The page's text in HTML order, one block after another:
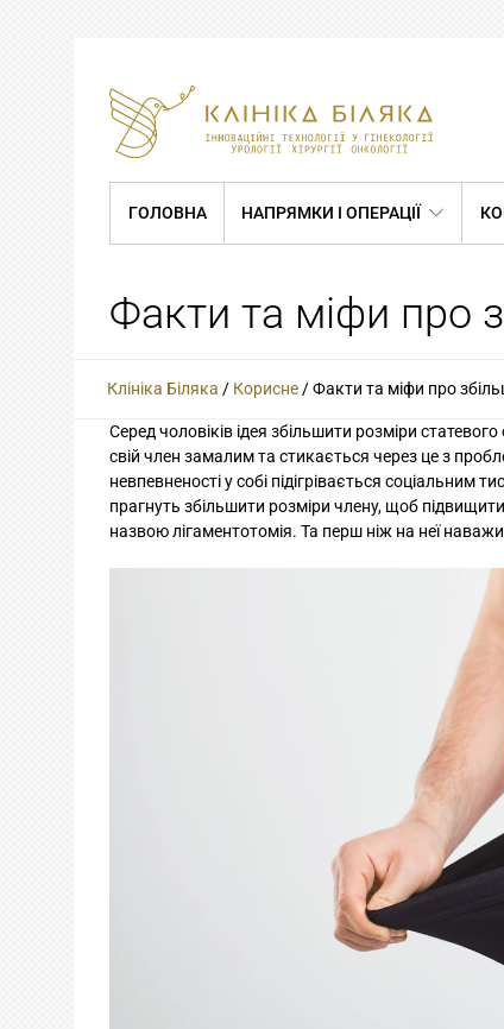
ГОЛОВНА НАПРЯМКИ І ОПЕРАЦІЇ
Факти та міфи про
Клініка Біляка / Корисне /Факти та міфи про
Серед чоловіків ідея збільшити розміри
свій член замалим та стикається через це з
невпевненості у собі підігрівається соціальним
прагнуть збільшити розміри члену, щоб
назвою лігаментотомія. Та перш ніж на неї